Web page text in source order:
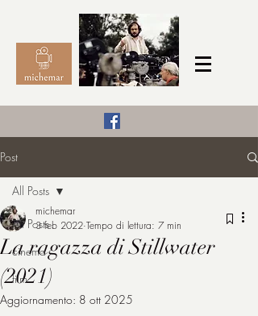
michemar
Post
All Posts
cinema
film
All Posts
La ragazza di Stillwater
(2021)
michemar
3 feb 2022 Tempo di lettura: 7 min
Aggiornamento: 8 ott 2025